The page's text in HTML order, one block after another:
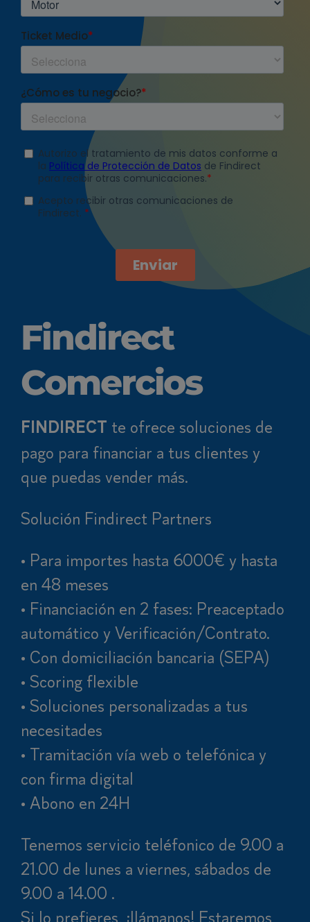
Findirect
Comercios​​
FINDIRECT te ofrece soluciones de
pago para financiar a tus clientes y
que puedas vender más.
Solución Findirect Partners
• Para importes hasta 6000€ y hasta
en 48 meses
• Financiación en 2 fases: Preaceptado
automático y Verificación/Contrato.
• Con domiciliación bancaria (SEPA)
• Scoring flexible
• Soluciones personalizadas a tus
necesitades
• Tramitación vía web o telefónica y
con firma digital
• Abono en 24H
Tenemos servicio teléfonico de 9.00 a
21.00 de lunes a viernes, sábados de
9.00 a 14.00 .
Si lo prefieres, ¡llámanos! Estaremos